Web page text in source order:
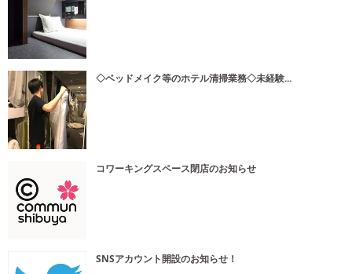
◇ベッドメイク等のホテル清掃業務◇未経験...
コワーキングスペース閉店のお知らせ
SNSアカウント開設のお知らせ！